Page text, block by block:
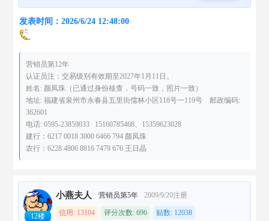
发表时间：2026/6/24 12:48:00
营销员第12年
认证员注：交易级别有效期至2027年1月11日。
姓名: 颜凤珠（已通过身份核查，号码一致，照片一致）
地址: 福建省泉州市永春县五里街儒林小区118号一119号 邮政编码:
362601
电话: 0595-23859033 15160785468、15359623028
建行：6217 0018 3000 6466 794 颜凤珠
农行：6228 4806 8816 7479 676 王日晶
12楼
小燕夫人 营销员第5年 2009/9/20注册
信用: 13104 评分次数: 696 贴数: 12038